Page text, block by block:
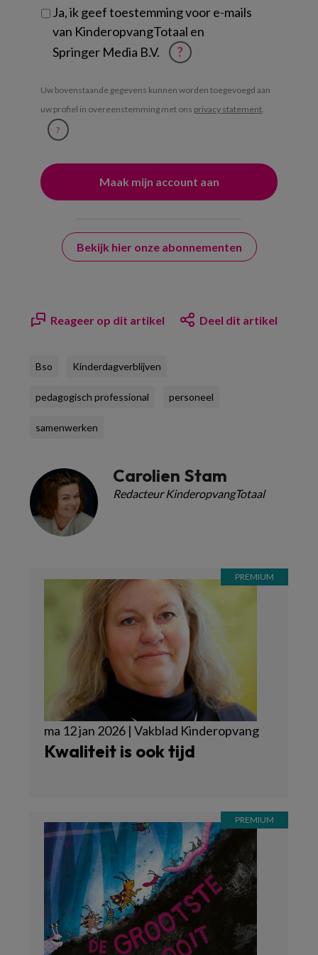
Ja, ik geef toestemming voor e-mails
van KinderopvangTotaal en
Springer Media B.V.
?
Uw bovenstaande gegevens kunnen worden toegevoegd aan
uw profiel in overeenstemming met ons privacy statement
?
Bekijk hier onze abonnementen
Reageer op dit artikel Deel dit artikel
Bso Kinderdagverblijven
pedagogisch professional personeel
samenwerken
Carolien Stam
Redacteur KinderopvangTotaal
ma 12 jan 2026 | Vakblad Kinderopvang
Kwaliteit is ook tijd